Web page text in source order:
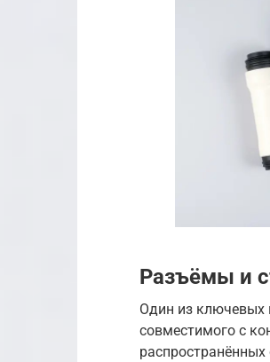
Разъёмы и
Один из ключевых
совместимого с